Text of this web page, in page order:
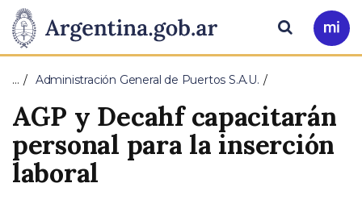
Presidencia
de
Nación
Pasar al contenido principal
Ir
a
Buscar
… Administración General de Puertos S.A.U.
AGP y Decahf capacitarán
personal para la inserción
laboral